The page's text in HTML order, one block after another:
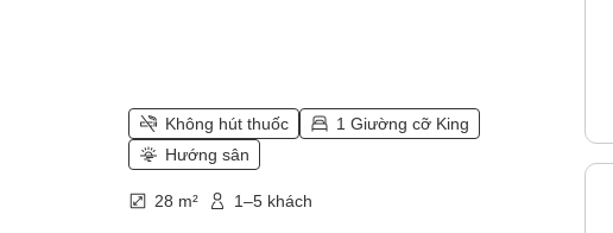
Không hút thuốc
1 Giường cỡ King
Hướng sân
28 m² 1–5 khách